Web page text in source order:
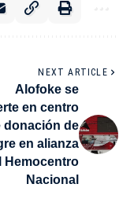
NEXT ARTICLE
Alofoke se
en centro
donación de
en alianza
Hemocentro
Nacional